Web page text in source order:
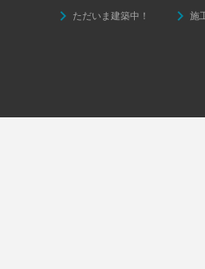
keyboard_arrow_right ただいま建築中！ keyboard_arrow_right 施